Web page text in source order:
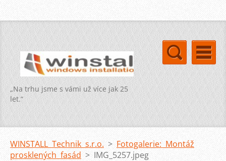
„Na trhu jsme s vámi už více jak 25
let.“
WINSTALL Technik s.r.o. > Fotogalerie: Montáž
prosklených fasád > IMG_5257.jpeg